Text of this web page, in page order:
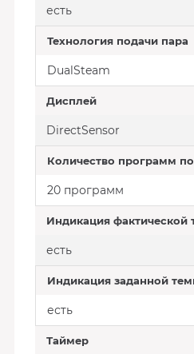
есть
Технология подачи пара
DualSteam
Дисплей
DirectSensor
Количество программ
20 программ
Индикация фактической
есть
Индикация заданной
есть
Таймер